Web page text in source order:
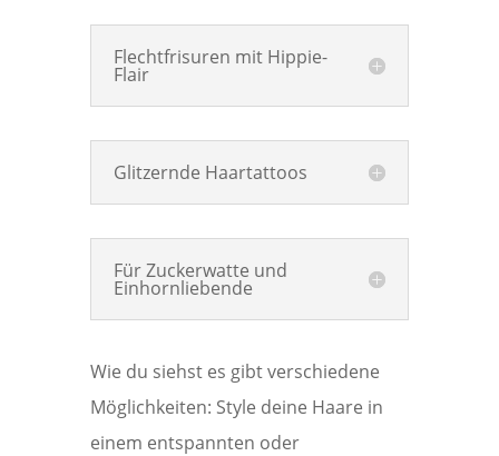
Flechtfrisuren mit Hippie-
Flair
Glitzernde Haartattoos
Für Zuckerwatte und
Einhornliebende
Wie du siehst es gibt verschiedene
Möglichkeiten: Style deine Haare in
einem entspannten oder